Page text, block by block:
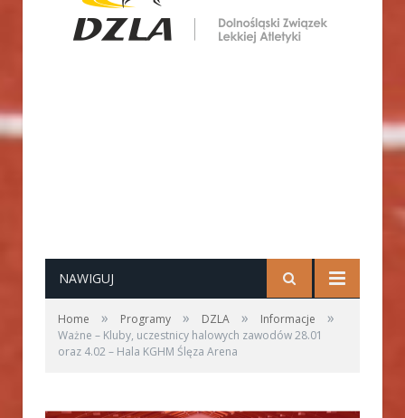
NAWIGUJ
Home » Programy » DZLA » Informacje »
Ważne – Kluby, uczestnicy halowych zawodów 28.01
oraz 4.02 – Hala KGHM Ślęza Arena